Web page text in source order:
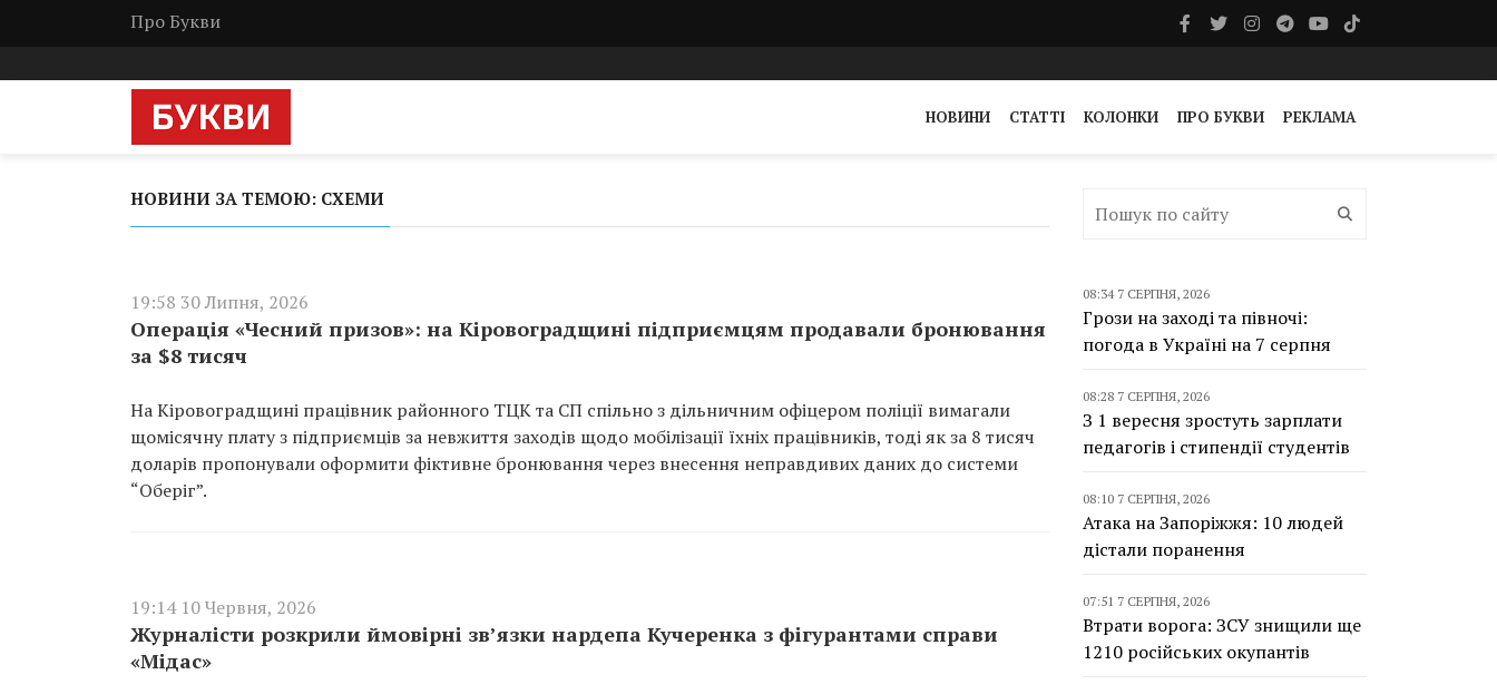
Про Букви
НОВИНИ СТАТТІ КОЛОНКИ ПРО БУКВИ РЕКЛАМА
НОВИНИ ЗА ТЕМОЮ: СХЕМИ
19:58 30 Липня, 2026
Операція «Чесний призов»: на Кіровоградщині підприємцям продавали бронювання
за $8 тисяч
На Кіровоградщині працівник районного ТЦК та СП спільно з дільничним офіцером поліції вимагали
щомісячну плату з підприємців за невжиття заходів щодо мобілізації їхніх працівників, тоді як за 8 тисяч
доларів пропонували оформити фіктивне бронювання через внесення неправдивих даних до системи
“Оберіг”.
19:14 10 Червня, 2026
Журналісти розкрили ймовірні зв’язки нардепа Кучеренка з фігурантами справи
«Мідас»
08:34 7 СЕРПНЯ, 2026
Грози на заході та півночі:
погода в Україні на 7 серпня
08:28 7 СЕРПНЯ, 2026
З 1 вересня зростуть зарплати
педагогів і стипендії студентів
08:10 7 СЕРПНЯ, 2026
Атака на Запоріжжя: 10 людей
дістали поранення
07:51 7 СЕРПНЯ, 2026
Втрати ворога: ЗСУ знищили ще
1210 російських окупантів